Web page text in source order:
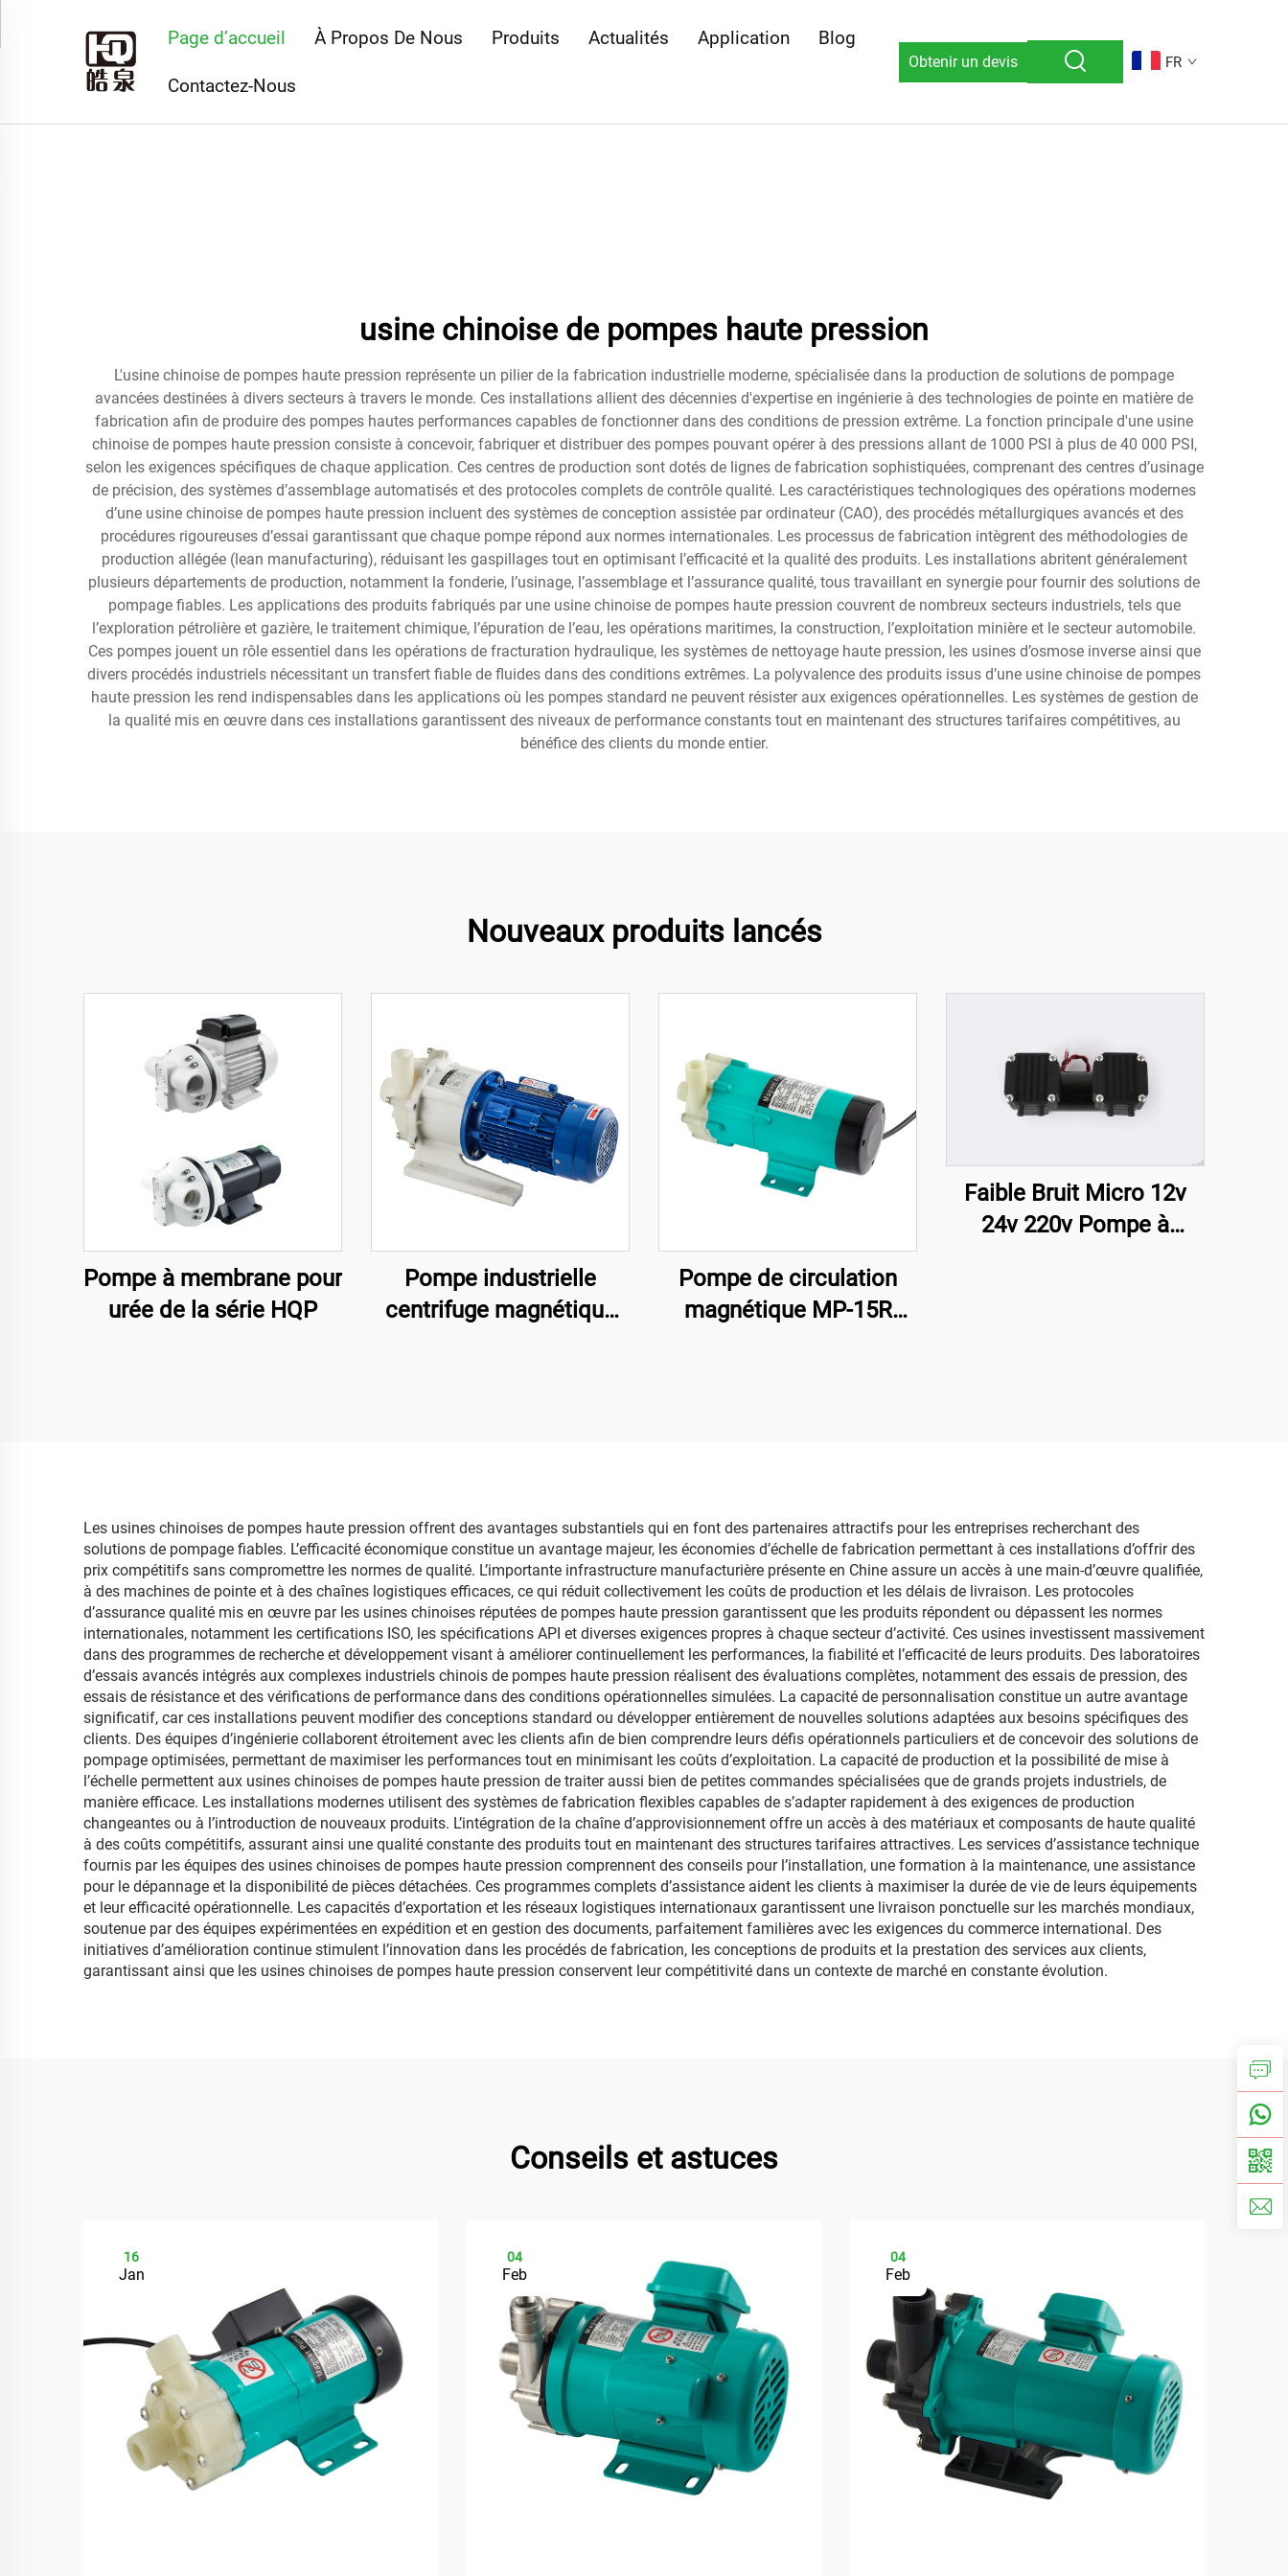
Page d’accueil À Propos De Nous Produits Actualités Application Blog
Contactez-Nous
Obtenir un devis FR
usine chinoise de pompes haute pression
L'usine chinoise de pompes haute pression représente un pilier de la fabrication industrielle moderne, spécialisée dans la production de solutions de pompage
avancées destinées à divers secteurs à travers le monde. Ces installations allient des décennies d'expertise en ingénierie à des technologies de pointe en matière de
fabrication afin de produire des pompes hautes performances capables de fonctionner dans des conditions de pression extrême. La fonction principale d'une usine
chinoise de pompes haute pression consiste à concevoir, fabriquer et distribuer des pompes pouvant opérer à des pressions allant de 1000 PSI à plus de 40 000 PSI,
selon les exigences spécifiques de chaque application. Ces centres de production sont dotés de lignes de fabrication sophistiquées, comprenant des centres d’usinage
de précision, des systèmes d’assemblage automatisés et des protocoles complets de contrôle qualité. Les caractéristiques technologiques des opérations modernes
d’une usine chinoise de pompes haute pression incluent des systèmes de conception assistée par ordinateur (CAO), des procédés métallurgiques avancés et des
procédures rigoureuses d’essai garantissant que chaque pompe répond aux normes internationales. Les processus de fabrication intègrent des méthodologies de
production allégée (lean manufacturing), réduisant les gaspillages tout en optimisant l’efficacité et la qualité des produits. Les installations abritent généralement
plusieurs départements de production, notamment la fonderie, l’usinage, l’assemblage et l’assurance qualité, tous travaillant en synergie pour fournir des solutions de
pompage fiables. Les applications des produits fabriqués par une usine chinoise de pompes haute pression couvrent de nombreux secteurs industriels, tels que
l’exploration pétrolière et gazière, le traitement chimique, l’épuration de l’eau, les opérations maritimes, la construction, l’exploitation minière et le secteur automobile.
Ces pompes jouent un rôle essentiel dans les opérations de fracturation hydraulique, les systèmes de nettoyage haute pression, les usines d’osmose inverse ainsi que
divers procédés industriels nécessitant un transfert fiable de fluides dans des conditions extrêmes. La polyvalence des produits issus d’une usine chinoise de pompes
haute pression les rend indispensables dans les applications où les pompes standard ne peuvent résister aux exigences opérationnelles. Les systèmes de gestion de
la qualité mis en œuvre dans ces installations garantissent des niveaux de performance constants tout en maintenant des structures tarifaires compétitives, au
bénéfice des clients du monde entier.
Nouveaux produits lancés
Pompe à membrane pour
urée de la série HQP
Pompe industrielle
centrifuge magnétique
Pompe de circulation
magnétique MP-15R
Faible Bruit Micro 12v
24v 220v Pompe à
Les usines chinoises de pompes haute pression offrent des avantages substantiels qui en font des partenaires attractifs pour les entreprises recherchant des
solutions de pompage fiables. L’efficacité économique constitue un avantage majeur, les économies d’échelle de fabrication permettant à ces installations d’offrir des
prix compétitifs sans compromettre les normes de qualité. L’importante infrastructure manufacturière présente en Chine assure un accès à une main-d’œuvre qualifiée,
à des machines de pointe et à des chaînes logistiques efficaces, ce qui réduit collectivement les coûts de production et les délais de livraison. Les protocoles
d’assurance qualité mis en œuvre par les usines chinoises réputées de pompes haute pression garantissent que les produits répondent ou dépassent les normes
internationales, notamment les certifications ISO, les spécifications API et diverses exigences propres à chaque secteur d’activité. Ces usines investissent massivement
dans des programmes de recherche et développement visant à améliorer continuellement les performances, la fiabilité et l’efficacité de leurs produits. Des laboratoires
d’essais avancés intégrés aux complexes industriels chinois de pompes haute pression réalisent des évaluations complètes, notamment des essais de pression, des
essais de résistance et des vérifications de performance dans des conditions opérationnelles simulées. La capacité de personnalisation constitue un autre avantage
significatif, car ces installations peuvent modifier des conceptions standard ou développer entièrement de nouvelles solutions adaptées aux besoins spécifiques des
clients. Des équipes d’ingénierie collaborent étroitement avec les clients afin de bien comprendre leurs défis opérationnels particuliers et de concevoir des solutions de
pompage optimisées, permettant de maximiser les performances tout en minimisant les coûts d’exploitation. La capacité de production et la possibilité de mise à
l’échelle permettent aux usines chinoises de pompes haute pression de traiter aussi bien de petites commandes spécialisées que de grands projets industriels, de
manière efficace. Les installations modernes utilisent des systèmes de fabrication flexibles capables de s’adapter rapidement à des exigences de production
changeantes ou à l’introduction de nouveaux produits. L’intégration de la chaîne d’approvisionnement offre un accès à des matériaux et composants de haute qualité
à des coûts compétitifs, assurant ainsi une qualité constante des produits tout en maintenant des structures tarifaires attractives. Les services d’assistance technique
fournis par les équipes des usines chinoises de pompes haute pression comprennent des conseils pour l’installation, une formation à la maintenance, une assistance
pour le dépannage et la disponibilité de pièces détachées. Ces programmes complets d’assistance aident les clients à maximiser la durée de vie de leurs équipements
et leur efficacité opérationnelle. Les capacités d’exportation et les réseaux logistiques internationaux garantissent une livraison ponctuelle sur les marchés mondiaux,
soutenue par des équipes expérimentées en expédition et en gestion des documents, parfaitement familières avec les exigences du commerce international. Des
initiatives d’amélioration continue stimulent l’innovation dans les procédés de fabrication, les conceptions de produits et la prestation des services aux clients,
garantissant ainsi que les usines chinoises de pompes haute pression conservent leur compétitivité dans un contexte de marché en constante évolution.
Conseils et astuces
16
Jan
04
Feb
04
Feb